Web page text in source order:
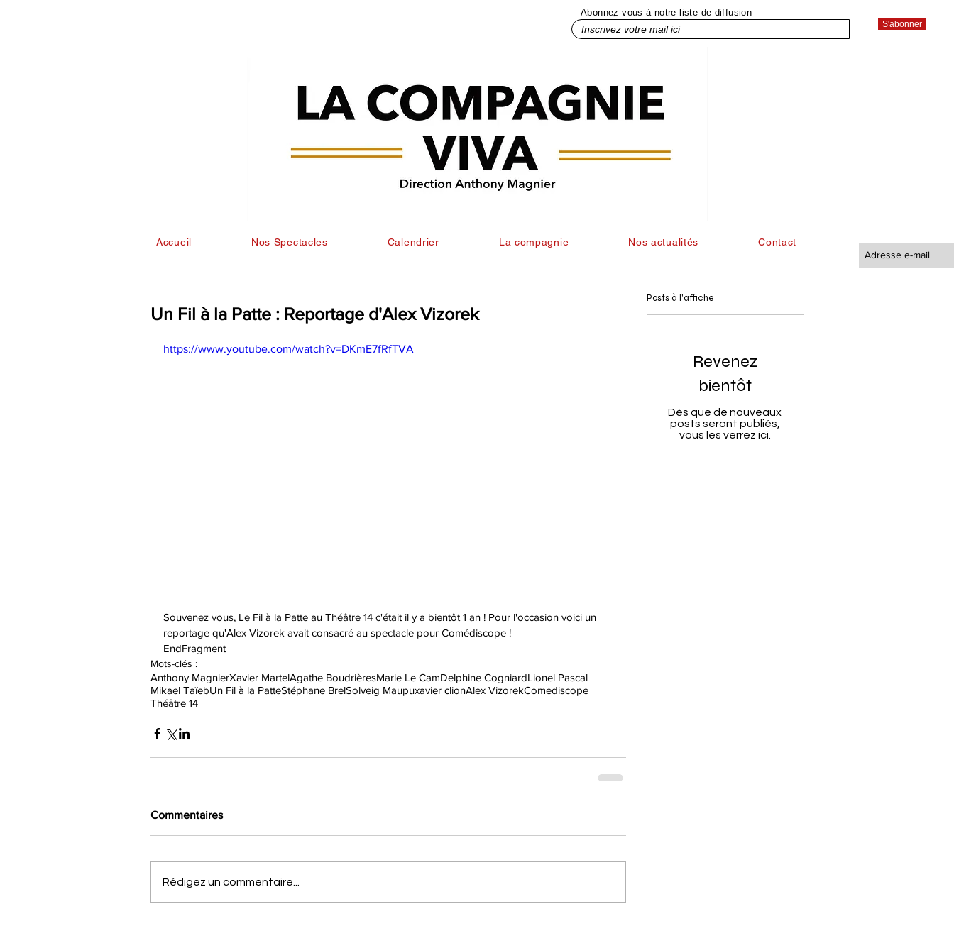
Abonnez-vous à notre liste de diffusion
Inscrivez votre mail ici
S'abonner
Accueil Nos Spectacles Calendrier La compagnie Nos actualités Contact
Un Fil à la Patte : Reportage d'Alex Vizorek
https://www.youtube.com/watch?v=DKmE7fRfTVA
Souvenez vous, Le Fil à la Patte au Théâtre 14 c'était il y a bientôt 1 an ! Pour l'occasion voici un
reportage qu'Alex Vizorek avait consacré au spectacle pour Comédiscope !
EndFragment
Mots-clés :
Anthony MagnierXavier MartelAgathe BoudrièresMarie Le CamDelphine CogniardLionel Pascal
Mikael TaïebUn Fil à la PatteStéphane BrelSolveig Maupuxavier clionAlex VizorekComediscope
Théâtre 14
Commentaires
Rédigez un commentaire...
Posts à l'affiche
Revenez
bientôt
Dès que de nouveaux
posts seront publiés,
vous les verrez ici.